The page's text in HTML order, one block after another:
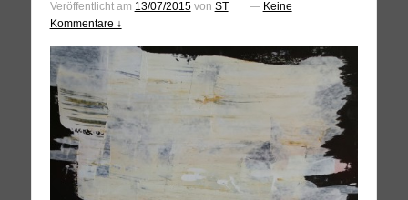
Veröffentlicht am 13/07/2015von ST — Keine
Kommentare ↓